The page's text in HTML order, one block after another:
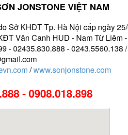
JONSTONE VIỆT NAM
KHĐT Tp. Hà Nội cấp ngày 25/
Vân Canh HUD - Nam Từ Liêm
- 02435.830.888 - 0243.5560.138
/www.sonjonstone.com
- 0908.018.898